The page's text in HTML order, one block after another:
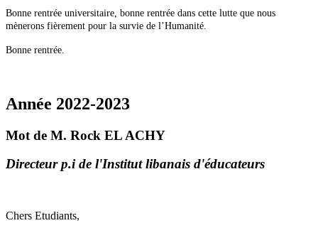
Bonne rentrée universitaire, bonne rentrée dans cette lutte que nous
mènerons fièrement pour la survie de l’Humanité.
Bonne rentrée.
Année 2022-2023
Mot de M. Rock EL ACHY
Directeur p.i de l'Institut libanais d'éducateurs
Chers Etudiants,